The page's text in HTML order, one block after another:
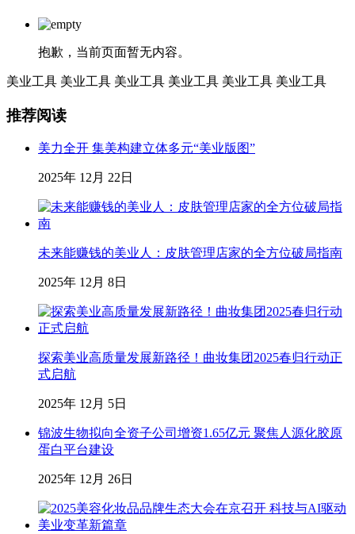
抱歉，当前页面暂无内容。
美业工具 美业工具 美业工具 美业工具 美业工具 美业工具
推荐阅读
美力全开 集美构建立体多元“美业版图”
2025年 12月 22日
未来能赚钱的美业人：皮肤管理店家的全方位破局指南
2025年 12月 8日
探索美业高质量发展新路径！曲妆集团2025春归行动正
式启航
2025年 12月 5日
锦波生物拟向全资子公司增资1.65亿元 聚焦人源化胶原
蛋白平台建设
2025年 12月 26日